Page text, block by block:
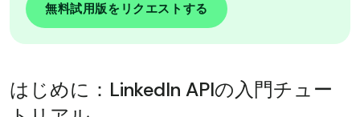
無料試用版をリクエストする
はじめに：LinkedIn APIの入門チュー